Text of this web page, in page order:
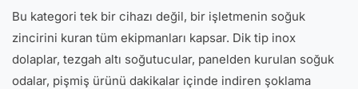
Bu kategori tek bir cihazı değil, bir işletmenin soğuk
zincirini kuran tüm ekipmanları kapsar. Dik tip inox
dolaplar, tezgah altı soğutucular, panelden kurulan soğuk
odalar, pişmiş ürünü dakikalar içinde indiren şoklama